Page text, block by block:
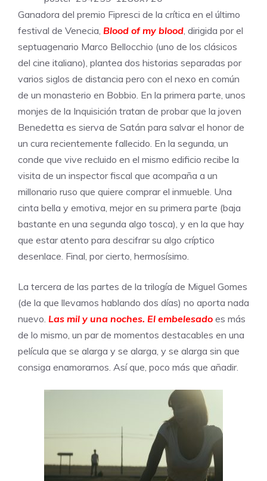
Ganadora del premio Fipresci de la crítica en el último
festival de Venecia, Blood of my blood, dirigida por el
septuagenario Marco Bellocchio (uno de los clásicos
del cine italiano), plantea dos historias separadas por
varios siglos de distancia pero con el nexo en común
de un monasterio en Bobbio. En la primera parte, unos
monjes de la Inquisición tratan de probar que la joven
Benedetta es sierva de Satán para salvar el honor de
un cura recientemente fallecido. En la segunda, un
conde que vive recluido en el mismo edificio recibe la
visita de un inspector fiscal que acompaña a un
millonario ruso que quiere comprar el inmueble. Una
cinta bella y emotiva, mejor en su primera parte (baja
bastante en una segunda algo tosca), y en la que hay
que estar atento para descifrar su algo críptico
desenlace. Final, por cierto, hermosísimo.
La tercera de las partes de la trilogía de Miguel Gomes
(de la que llevamos hablando dos días) no aporta nada
nuevo. Las mil y una noches. El embelesado es más
de lo mismo, un par de momentos destacables en una
película que se alarga y se alarga, y se alarga sin que
consiga enamorarnos. Así que, poco más que añadir.